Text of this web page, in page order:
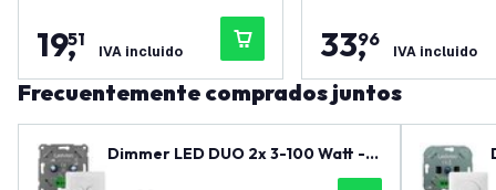
19,
51
IVA incluido 33,
96
IVA incluido
Frecuentemente comprados juntos
Dimmer LED DUO 2x 3-100 Watt - 2
20-240V - Corte de fase - Univers